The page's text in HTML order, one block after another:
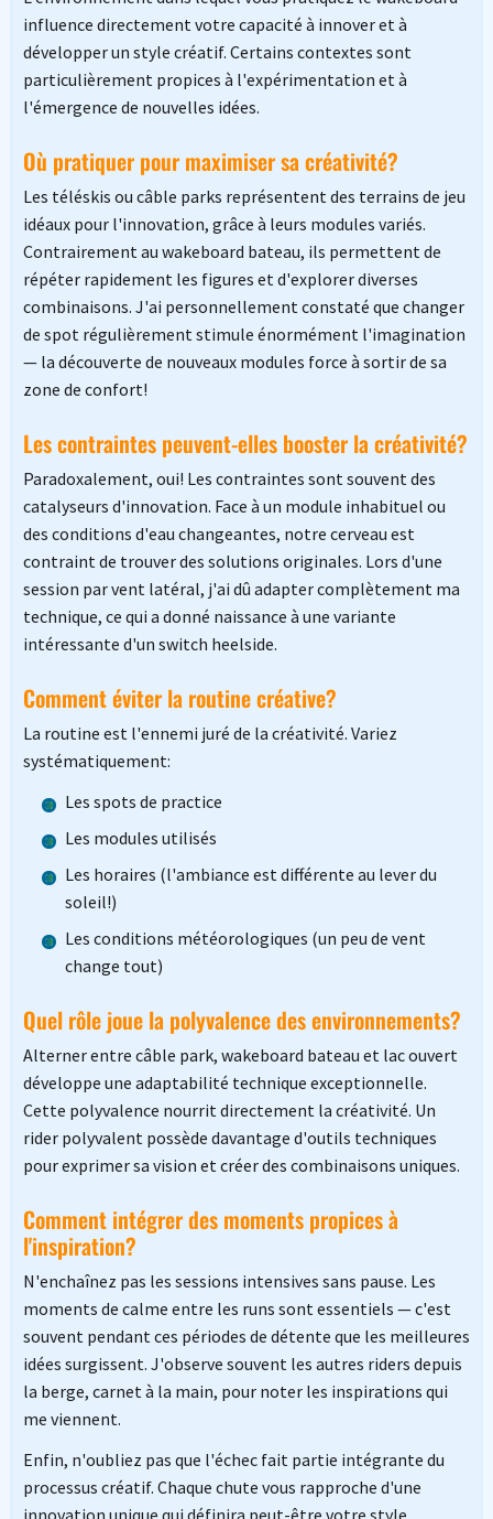
influence directement votre capacité à innover et à
développer un style créatif. Certains contextes sont
particulièrement propices à l'expérimentation et à
l'émergence de nouvelles idées.
Où pratiquer pour maximiser sa créativité?
Les téléskis ou câble parks représentent des terrains de jeu
idéaux pour l'innovation, grâce à leurs modules variés.
Contrairement au wakeboard bateau, ils permettent de
répéter rapidement les figures et d'explorer diverses
combinaisons. J'ai personnellement constaté que changer
de spot régulièrement stimule énormément l'imagination
— la découverte de nouveaux modules force à sortir de sa
zone de confort!
Les contraintes peuvent-elles booster la créativité?
Paradoxalement, oui! Les contraintes sont souvent des
catalyseurs d'innovation. Face à un module inhabituel ou
des conditions d'eau changeantes, notre cerveau est
contraint de trouver des solutions originales. Lors d'une
session par vent latéral, j'ai dû adapter complètement ma
technique, ce qui a donné naissance à une variante
intéressante d'un switch heelside.
Comment éviter la routine créative?
La routine est l'ennemi juré de la créativité. Variez
systématiquement:
Les spots de practice
Les modules utilisés
Les horaires (l'ambiance est différente au lever du
soleil!)
Les conditions météorologiques (un peu de vent
change tout)
Quel rôle joue la polyvalence des environnements?
Alterner entre câble park, wakeboard bateau et lac ouvert
développe une adaptabilité technique exceptionnelle.
Cette polyvalence nourrit directement la créativité. Un
rider polyvalent possède davantage d'outils techniques
pour exprimer sa vision et créer des combinaisons uniques.
Comment intégrer des moments propices à
l'inspiration?
N'enchaînez pas les sessions intensives sans pause. Les
moments de calme entre les runs sont essentiels — c'est
souvent pendant ces périodes de détente que les meilleures
idées surgissent. J'observe souvent les autres riders depuis
la berge, carnet à la main, pour noter les inspirations qui
me viennent.
Enfin, n'oubliez pas que l'échec fait partie intégrante du
processus créatif. Chaque chute vous rapproche d'une